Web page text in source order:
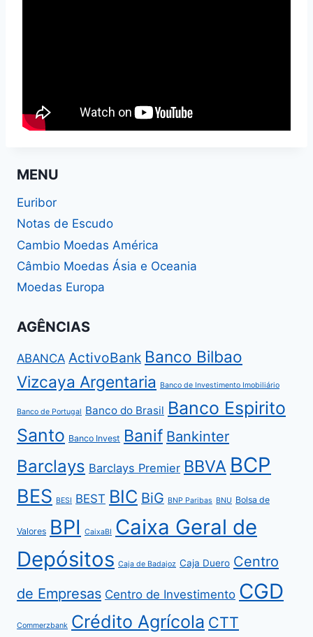
MENU
Euribor
Notas de Escudo
Cambio Moedas América
Câmbio Moedas Ásia e Oceania
Moedas Europa
AGÊNCIAS
ABANCA ActivoBank Banco Bilbao
Vizcaya Argentaria
Banco de Investimento Imobiliário
Banco de Portugal Banco do Brasil Banco Espirito
Santo Banco Invest Banif Bankinter
Barclays Barclays Premier BBVA BCP
BES BESI BEST BIC BiG BNP Paribas BNU Bolsa de
Valores BPI CaixaBI Caixa Geral de
Depósitos Caja de Badajoz Caja Duero Centro
de Empresas Centro de Investimento CGD
Commerzbank Crédito Agrícola CTT